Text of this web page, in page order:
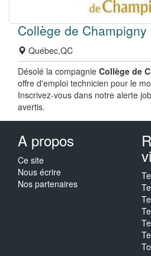
Collège de Champigny
Québec,QC
Désolé la compagnie Collège de
offre d'emploi technicien pour le
Inscrivez-vous dans notre alerte
avertis.
A propos
Ce site
Nous écrire
Nos partenaires